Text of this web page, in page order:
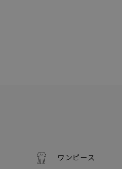
ワンピース